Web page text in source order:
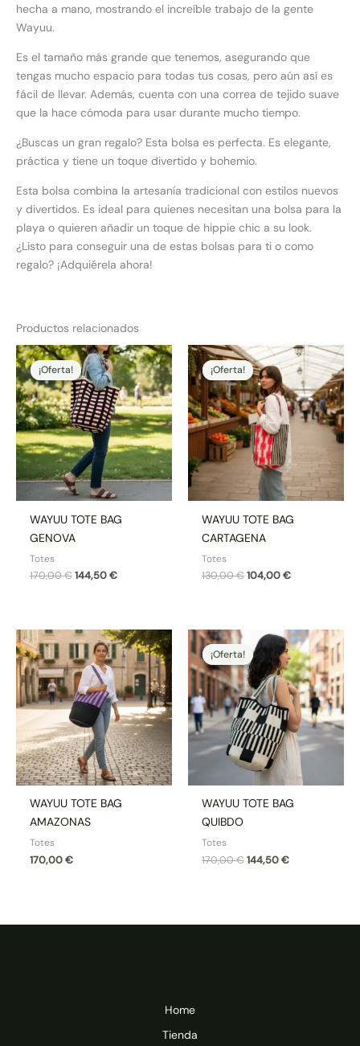
hecha a mano, mostrando el increíble trabajo de la gente
Wayuu.
Es el tamaño más grande que tenemos, asegurando que
tengas mucho espacio para todas tus cosas, pero aún así es
fácil de llevar. Además, cuenta con una correa de tejido suave
que la hace cómoda para usar durante mucho tiempo.
¿Buscas un gran regalo? Esta bolsa es perfecta. Es elegante,
práctica y tiene un toque divertido y bohemio.
Esta bolsa combina la artesanía tradicional con estilos nuevos
y divertidos. Es ideal para quienes necesitan una bolsa para la
playa o quieren añadir un toque de hippie chic a su look.
¿Listo para conseguir una de estas bolsas para ti o como
regalo? ¡Adquiérela ahora!
Productos relacionados
¡Oferta!
¡Oferta!
WAYUU TOTE BAG
GENOVA
Totes
170,00€
El
precio
original
era:
170,00 €.
144,50€
El
precio
actual
es:
144,50 €.
¡Oferta!
¡Oferta!
WAYUU TOTE BAG
CARTAGENA
Totes
130,00€
El
precio
original
era:
130,00 €.
104,00€
El
precio
actual
es:
104,00 €.
WAYUU TOTE BAG
AMAZONAS
Totes
170,00€
¡Oferta!
¡Oferta!
WAYUU TOTE BAG
QUIBDO
Totes
170,00€
precio
original
era:
170,00 €.
144,50€
El
precio
actual
es:
144,50 €.
Home
Tienda